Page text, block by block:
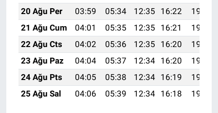
20 Ağu Per
03:59 05:34 12:35 16:22
19:26
21 Ağu Cum
04:01 05:35 12:35 16:21
19:24
22 Ağu Cts
04:02 05:36 12:35 16:20
19:23
23 Ağu Paz
04:04 05:37 12:34 16:20
19:21
24 Ağu Pts
04:05 05:38 12:34 16:19
19:20
25 Ağu Sal
04:06 05:39 12:34 16:18 19:18